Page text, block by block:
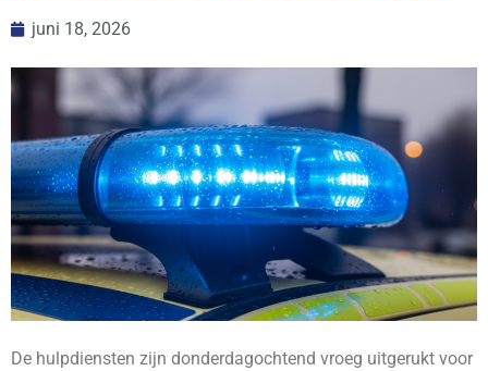
juni 18, 2026
De hulpdiensten zijn donderdagochtend vroeg uitgerukt voor